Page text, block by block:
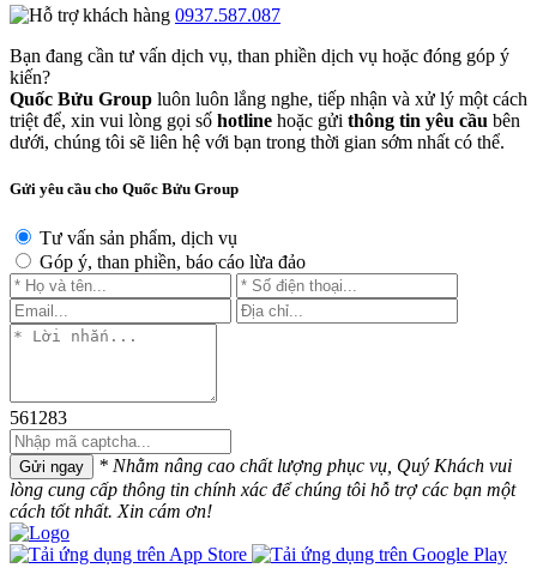
0937.587.087
Bạn đang cần tư vấn dịch vụ, than phiền dịch vụ hoặc đóng góp ý
kiến?
Quốc Bửu Group luôn luôn lắng nghe, tiếp nhận và xử lý một cách
triệt để, xin vui lòng gọi số hotline hoặc gửi thông tin yêu cầu bên
dưới, chúng tôi sẽ liên hệ với bạn trong thời gian sớm nhất có thể.
Gửi yêu cầu cho Quốc Bửu Group
Tư vấn sản phẩm, dịch vụ
Góp ý, than phiền, báo cáo lừa đảo
561283
Gửi ngay
* Nhằm nâng cao chất lượng phục vụ, Quý Khách vui
lòng cung cấp thông tin chính xác để chúng tôi hỗ trợ các bạn một
cách tốt nhất. Xin cám ơn!